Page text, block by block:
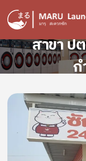
ข้ามไปยังเนื้อหาหลัก
สาขา ป
ก
Image
Image
Image
Image